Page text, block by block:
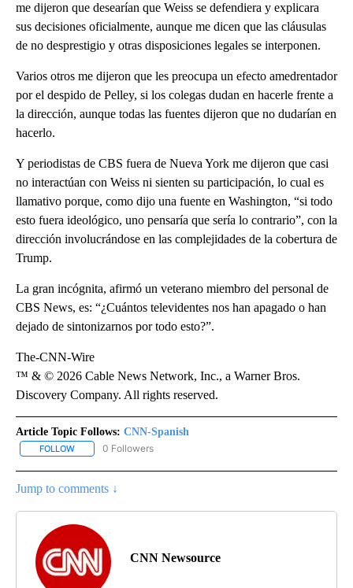
me dijeron que desearían que Weiss se defendiera y explicara
sus decisiones oficialmente, aunque me dicen que las cláusulas
de no desprestigio y otras disposiciones legales se interponen.
Varios otros me dijeron que les preocupa un efecto amedrentador
por el despido de Pelley, si los colegas dudan en hacerle frente a
la dirección, aunque todas las fuentes dijeron que no dudarían en
hacerlo.
Y periodistas de CBS fuera de Nueva York me dijeron que casi
no interactúan con Weiss ni sienten su participación, lo cual es
llamativo porque, como dijo una fuente en Washington, “si todo
esto fuera ideológico, uno pensaría que sería lo contrario”, con la
dirección involucrándose en las complejidades de la cobertura de
Trump.
La gran incógnita, afirmó un veterano miembro del personal de
CBS News, es: “¿Cuántos televidentes nos han apagado o han
dejado de sintonizarnos por todo esto?”.
The-CNN-Wire
™ & © 2026 Cable News Network, Inc., a Warner Bros.
Discovery Company. All rights reserved.
Article Topic Follows: CNN-Spanish
FOLLOW FOLLOW "CNN-SPANISH" TO RECEIVE NOTIFICATIONS ABOUT
0 Followers
Jump to comments ↓
CNN Newsource